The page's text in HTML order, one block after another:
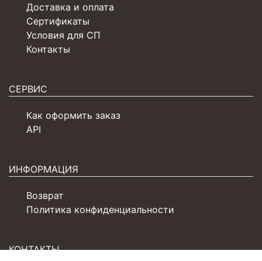
Доставка и оплата
Сертификаты
Условия для СП
Контакты
СЕРВИС
Как оформить заказ
API
ИНФОРМАЦИЯ
Возврат
Политика конфиденциальности
КОНТАКТЫ